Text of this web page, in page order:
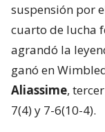
suspensión por
cuarto de lucha
agrandó la
ganó en
Aliassime,
7(4) y 7-6(10-4).